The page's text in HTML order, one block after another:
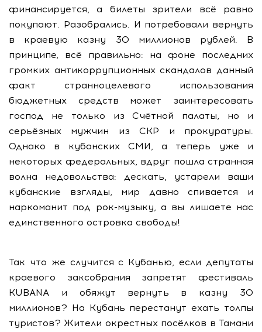
финансируется, а билеты зрители всё равно
покупают. Разобрались. И потребовали вернуть
в краевую казну 30 миллионов рублей. В
принципе, всё правильно: на фоне последних
громких антикоррупционных скандалов данный
факт странноцелевого использования
бюджетных средств может заинтересовать
господ не только из Счётной палаты, но и
серьёзных мужчин из СКР и прокуратуры.
Однако в кубанских СМИ, а теперь уже и
некоторых федеральных, вдруг пошла странная
волна недовольства: дескать, устарели ваши
кубанские взгляды, мир давно спивается и
наркоманит под рок-музыку, а вы лишаете нас
единственного островка свободы!
Так что же случится с Кубанью, если депутаты
краевого заксобрания запретят фестиваль
KUBANA и обяжут вернуть в казну 30
миллионов? На Кубань перестанут ехать толпы
туристов? Жители окрестных посёлков в Тамани